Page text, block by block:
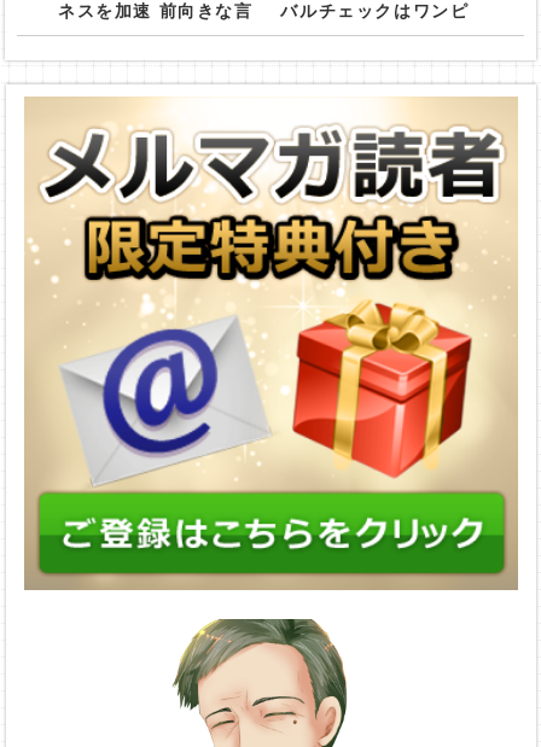
ネスを加速 前向きな言
葉であなたの脳をリラ
イトせよ
バルチェックはワンピ
ース！ 1分で終わる超
お手軽ライバルチェッ